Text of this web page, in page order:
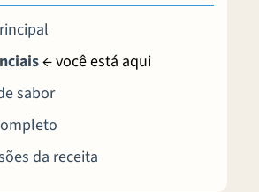
← você está aqui
sabor
da receita